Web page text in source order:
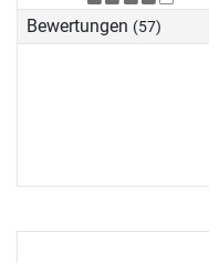
Bewertungen (57)